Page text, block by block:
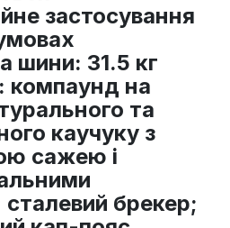
застосування
шини: 31.5 кг
: компаунд на
та
каучуку з
сажею і
брекер;